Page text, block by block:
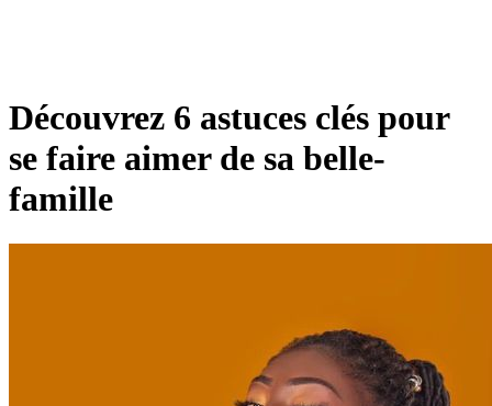
Découvrez 6 astuces clés pour
se faire aimer de sa belle-
famille